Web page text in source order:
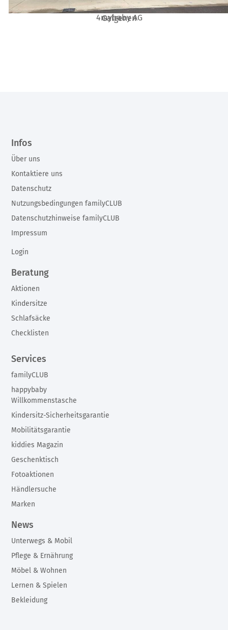
Galgenen
4mybaby AG
Beratung
Aktionen
Kindersitze
Schlafsäcke
Checklisten
Services
familyCLUB
happybaby
Willkommenstasche
Kindersitz-Sicherheitsgarantie
Mobilitätsgarantie
kiddies Magazin
Geschenktisch
Fotoaktionen
Händlersuche
Marken
News
Unterwegs & Mobil
Pflege & Ernährung
Möbel & Wohnen
Lernen & Spielen
Bekleidung
Infos
Über uns
Kontaktiere uns
Datenschutz
Nutzungsbedingungen familyCLUB
Datenschutzhinweise familyCLUB
Impressum
Login